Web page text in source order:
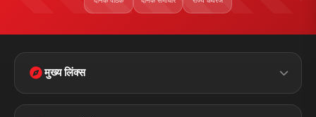
मुख्य लिंक्स